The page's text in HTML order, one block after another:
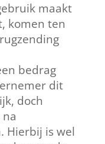
maakt
komen ten
bedrag
dit
doch
Hierbij is wel